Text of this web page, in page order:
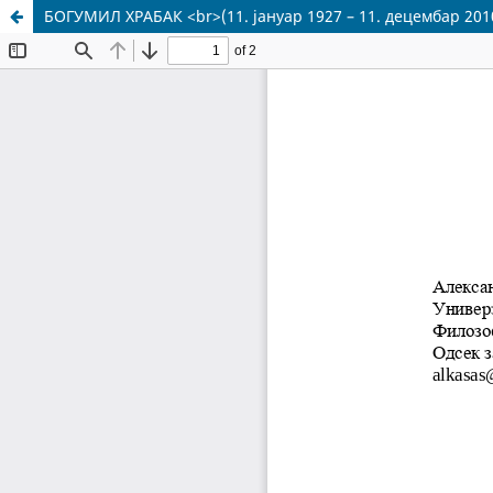
БОГУМИЛ ХРАБАК <br>(11. јануар 1927 – 11. децембар